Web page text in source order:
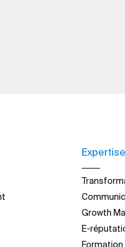
Expertise
Growth
E-
Formation